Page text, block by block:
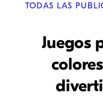
TODAS LAS
Juegos